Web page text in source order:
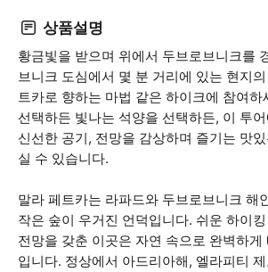
상품설명
황금빛을 받으며 위에서 두브로브니크를
브니크 도심에서 몇 분 거리에 있는 현지
트카로 향하는 마법 같은 하이크에 참여하
선택하든 빛나는 석양을 선택하든, 이 투
신선한 공기, 전망을 감상하며 즐기는 맛
실 수 있습니다.
말라 페트카는 라파드와 두브로브니크 해
작은 숲이 우거진 언덕입니다. 쉬운 하이
전망을 갖춘 이곳은 자연 속으로 완벽하게
입니다. 정상에서 아드리아해, 엘라피티